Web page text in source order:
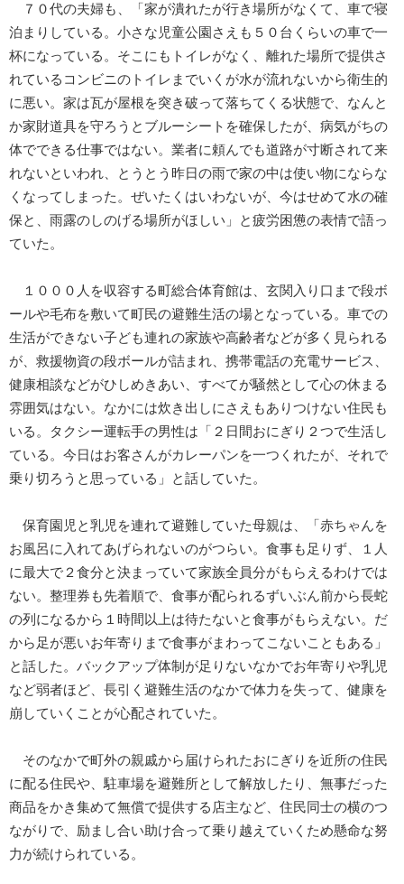
７０代の夫婦も、「家が潰れたが行き場所がなくて、車で寝
泊まりしている。小さな児童公園さえも５０台くらいの車で一
杯になっている。そこにもトイレがなく、離れた場所で提供さ
れているコンビニのトイレまでいくが水が流れないから衛生的
に悪い。家は瓦が屋根を突き破って落ちてくる状態で、なんと
か家財道具を守ろうとブルーシートを確保したが、病気がちの
体でできる仕事ではない。業者に頼んでも道路が寸断されて来
れないといわれ、とうとう昨日の雨で家の中は使い物にならな
くなってしまった。ぜいたくはいわないが、今はせめて水の確
保と、雨露のしのげる場所がほしい」と疲労困憊の表情で語っ
ていた。
１０００人を収容する町総合体育館は、玄関入り口まで段ボ
ールや毛布を敷いて町民の避難生活の場となっている。車での
生活ができない子ども連れの家族や高齢者などが多く見られる
が、救援物資の段ボールが詰まれ、携帯電話の充電サービス、
健康相談などがひしめきあい、すべてが騒然として心の休まる
雰囲気はない。なかには炊き出しにさえもありつけない住民も
いる。タクシー運転手の男性は「２日間おにぎり２つで生活し
ている。今日はお客さんがカレーパンを一つくれたが、それで
乗り切ろうと思っている」と話していた。
保育園児と乳児を連れて避難していた母親は、「赤ちゃんを
お風呂に入れてあげられないのがつらい。食事も足りず、１人
に最大で２食分と決まっていて家族全員分がもらえるわけでは
ない。整理券も先着順で、食事が配られるずいぶん前から長蛇
の列になるから１時間以上は待たないと食事がもらえない。だ
から足が悪いお年寄りまで食事がまわってこないこともある」
と話した。バックアップ体制が足りないなかでお年寄りや乳児
など弱者ほど、長引く避難生活のなかで体力を失って、健康を
崩していくことが心配されていた。
そのなかで町外の親戚から届けられたおにぎりを近所の住民
に配る住民や、駐車場を避難所として解放したり、無事だった
商品をかき集めて無償で提供する店主など、住民同士の横のつ
ながりで、励まし合い助け合って乗り越えていくため懸命な努
力が続けられている。